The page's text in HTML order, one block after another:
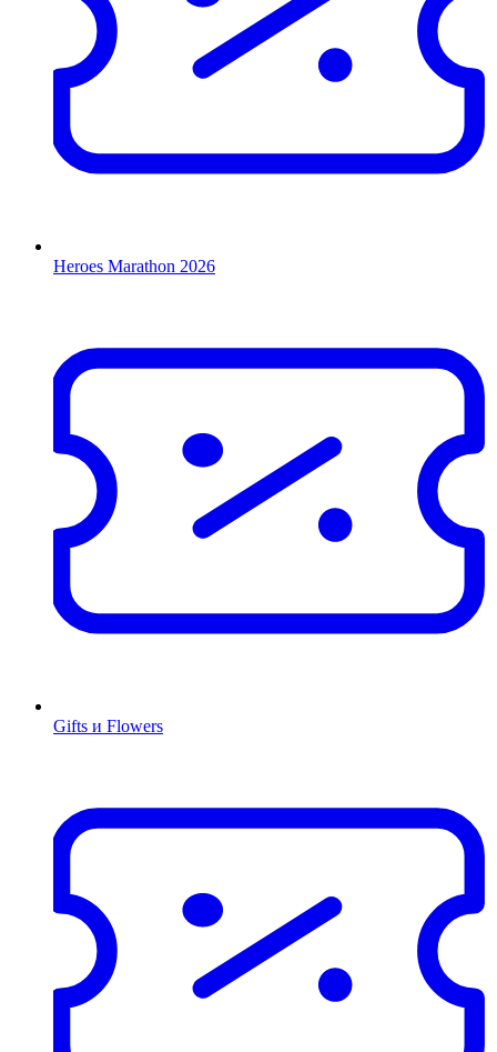
Heroes Marathon 2026
Gifts и Flowers